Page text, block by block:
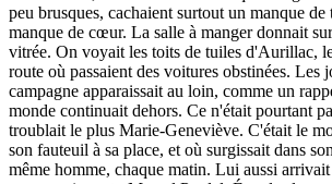
peu brusques, cachaient surtout un manque de
manque de cœur. La salle à manger donnait
vitrée. On voyait les toits de tuiles d'Aurillac,
route où passaient des voitures obstinées. Les
campagne apparaissait au loin, comme un
monde continuait dehors. Ce n'était pourtant
troublait le plus Marie-Geneviève. C'était le
son fauteuil à sa place, et où surgissait dans
même homme, chaque matin. Lui aussi